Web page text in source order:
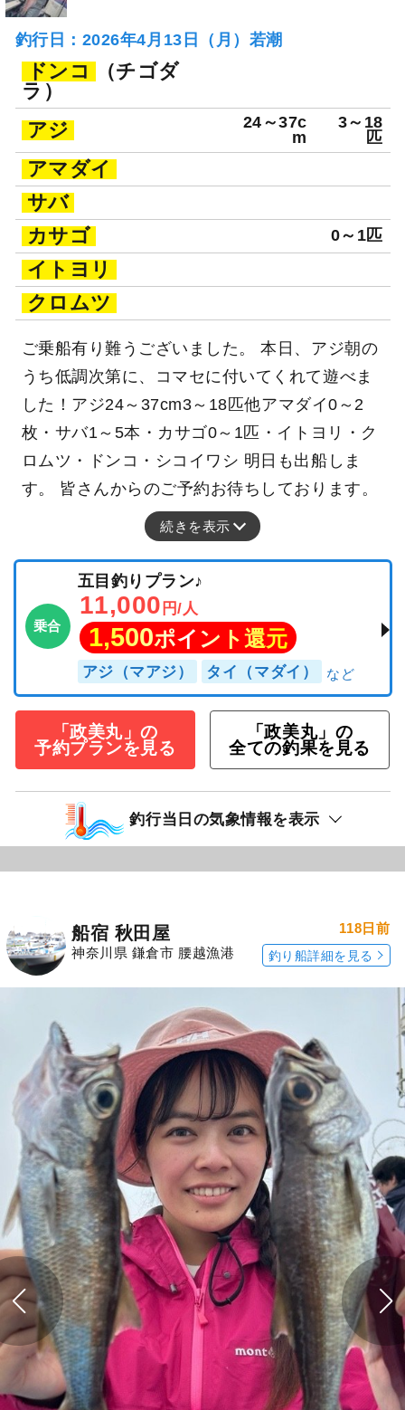
釣行日：2026年4月13日（月）若潮
ドンコ
（チゴダ
ラ）
アジ
24～37c
m
3～18
匹
アマダイ
サバ
カサゴ
0～1匹
イトヨリ
クロムツ
ご乗船有り難うございました。 本日、アジ朝の
うち低調次第に、コマセに付いてくれて遊べま
した！アジ24～37cm3～18匹他アマダイ0～2
枚・サバ1～5本・カサゴ0～1匹・イトヨリ・ク
ロムツ・ドンコ・シコイワシ 明日も出船しま
す。 皆さんからのご予約お待ちしております。
続きを表示
乗合
五目釣りプラン♪
11,000 円/人
1,500ポイント還元
アジ（マアジ） タイ（マダイ）
「政美丸」の
予約プランを見る
「政美丸」の
全ての釣果を見る
釣行当日の気象情報を表示
船宿 秋田屋
神奈川県 鎌倉市 腰越漁港
118日前
釣り船詳細を見る